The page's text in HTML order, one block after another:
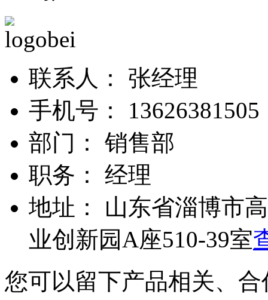
联系人：
张经理
手机号：
部门：
销售部
职务：
经理
地址：
山东省淄博市
业创新园A座510-39室
您可以留下产品相关、